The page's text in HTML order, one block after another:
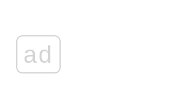
ad